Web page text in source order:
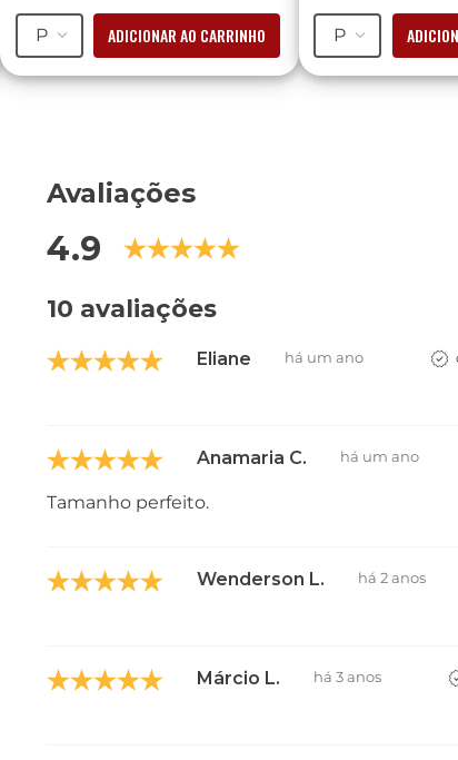
P ADICIONAR AO CARRINHO P
Avaliações
4.9
10 avaliações
Eliane há um ano
Anamaria C. há um ano
Tamanho perfeito.
Wenderson L. há 2 anos
Márcio L. há 3 anos